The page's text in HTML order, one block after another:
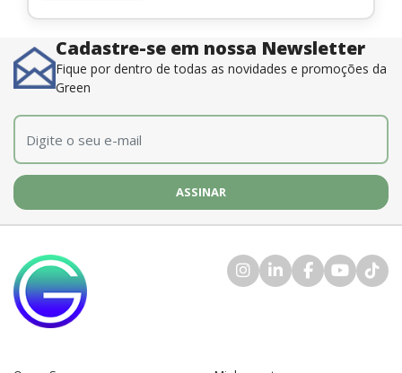
Cadastre-se em nossa Newsletter
Fique por dentro de todas as novidades e promoções da
Green
E-mail